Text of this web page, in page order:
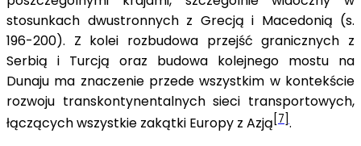
stosunkach dwustronnych z Grecją i Macedonią (s.
196-200). Z kolei rozbudowa przejść granicznych z
Serbią i Turcją oraz budowa kolejnego mostu na
Dunaju ma znaczenie przede wszystkim w kontekście
rozwoju transkontynentalnych sieci transportowych,
łączących wszystkie zakątki Europy z Azją [7].